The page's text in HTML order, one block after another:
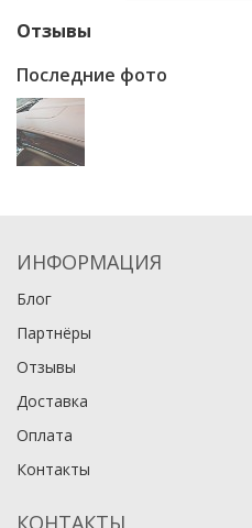
Отзывы
Последние фото
ИНФОРМАЦИЯ
Блог
Партнёры
Отзывы
Доставка
Оплата
Контакты
КОНТАКТЫ